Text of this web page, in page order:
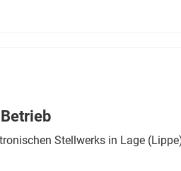
Stellwerks in Lage